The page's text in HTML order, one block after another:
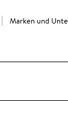
Marken und